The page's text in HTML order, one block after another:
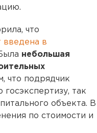
что
введена в
небольшая
что подрядчик
так
объекта. В
по стоимости и